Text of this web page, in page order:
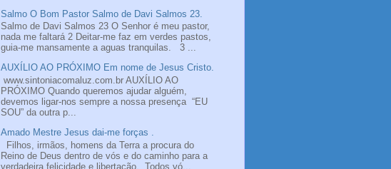
Salmo O Bom Pastor Salmo de Davi Salmos 23.
Salmo de Davi Salmos 23 O Senhor é meu pastor,
nada me faltará 2 Deitar-me faz em verdes pastos,
guia-me mansamente a aguas tranquilas. 3 ...
AUXÍLIO AO PRÓXIMO Em nome de Jesus Cristo.
www.sintoniacomaluz.com.br AUXÍLIO AO
PRÓXIMO Quando queremos ajudar alguém,
devemos ligar-nos sempre a nossa presença “EU
SOU” da outra p...
Amado Mestre Jesus dai-me forças .
Filhos, irmãos, homens da Terra a procura do
Reino de Deus dentro de vós e do caminho para a
verdadeira felicidade e libertação. Todos vó...